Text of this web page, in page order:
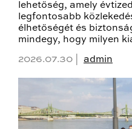
lehetőség, amely
legfontosabb
élhetőségét és
mindegy, hogy milyen
2026.07.30 | admin